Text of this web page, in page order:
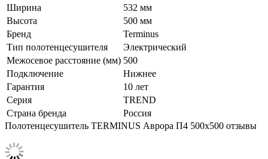
Ширина
532 мм
Высота
500 мм
Бренд
Terminus
Тип полотенцесушителя
Электрический
Межосевое расстояние (мм) 500
Подключение
Нижнее
Гарантия
10 лет
Серия
TREND
Страна бренда
Россия
Полотенцесушитель TERMINUS Аврора П4 500х500 отзывы